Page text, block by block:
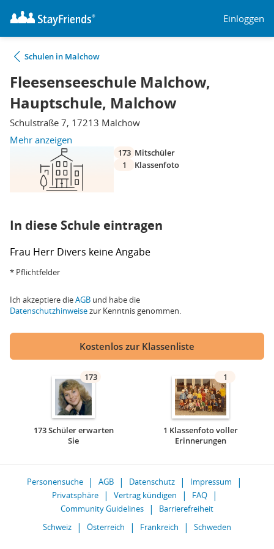
Einloggen
Schulen in Malchow
Fleesenseeschule Malchow,
Hauptschule, Malchow
Schulstraße 7, 17213 Malchow
Mehr anzeigen
173 Mitschüler
1
Klassenfoto
In diese Schule eintragen
Frau Herr Divers keine Angabe
* Pflichtfelder
Ich akzeptiere dieAGB und habe die
Datenschutzhinweisezur Kenntnis genommen.
Kostenlos zur Klassenliste
173
173 Schüler erwarten
Sie
1
1 Klassenfoto voller
Erinnerungen
Personensuche AGB Datenschutz
Impressum
Privatsphäre
Vertrag kündigen
FAQ
Community Guidelines
Barrierefreiheit
Schweiz
Österreich Frankreich Schweden